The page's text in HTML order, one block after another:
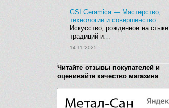
GSI Ceramica — Мастерство,
технологии и совершенство…
Искусство, рожденное на стыке
традиций и…
14.11.2025
Читайте отзывы покупателей и
оценивайте качество магазина